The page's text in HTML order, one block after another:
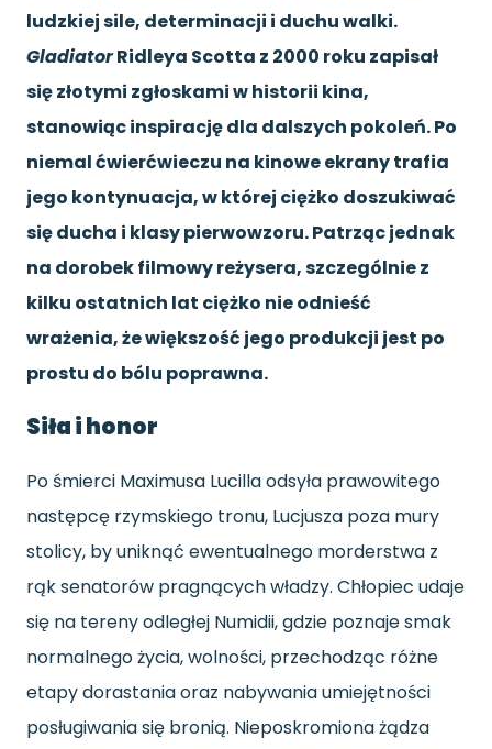
ludzkiej sile, determinacji i duchu walki.
GladiatorRidleya Scotta z 2000 roku zapisał
się złotymi zgłoskami w historii kina,
stanowiąc inspirację dla dalszych pokoleń.Po
niemal ćwierćwieczu na kinowe ekrany trafia
jego kontynuacja, w której ciężko doszukiwać
się ducha i klasy pierwowzoru. Patrząc jednak
na dorobek filmowy reżysera, szczególnie z
kilku ostatnich lat ciężko nie odnieść
wrażenia, że większość jego produkcji jest po
prostu do bólu poprawna.
Siła i honor
Po śmierci Maximusa Lucilla odsyła prawowitego
następcę rzymskiego tronu, Lucjusza poza mury
stolicy, by uniknąć ewentualnego morderstwa z
rąk senatorów pragnących władzy. Chłopiec udaje
się na tereny odległej Numidii, gdzie poznaje smak
normalnego życia, wolności, przechodząc różne
etapy dorastania oraz nabywania umiejętności
posługiwania się bronią. Nieposkromiona żądza